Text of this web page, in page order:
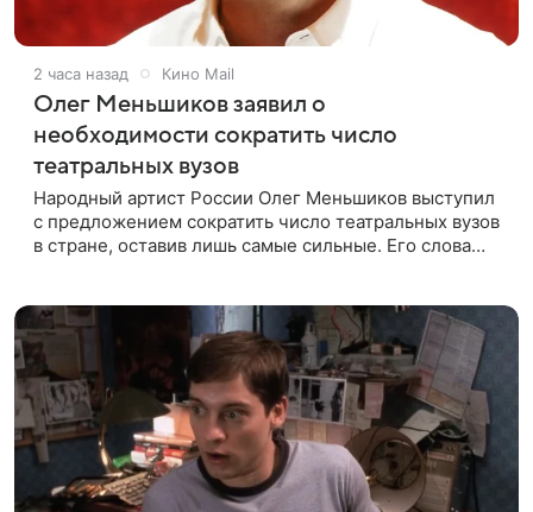
2 часа назад Кино Mail
Олег Меньшиков заявил о
необходимости сократить число
театральных вузов
Народный артист России Олег Меньшиков выступил
с предложением сократить число театральных вузов
в стране, оставив лишь самые сильные. Его слова